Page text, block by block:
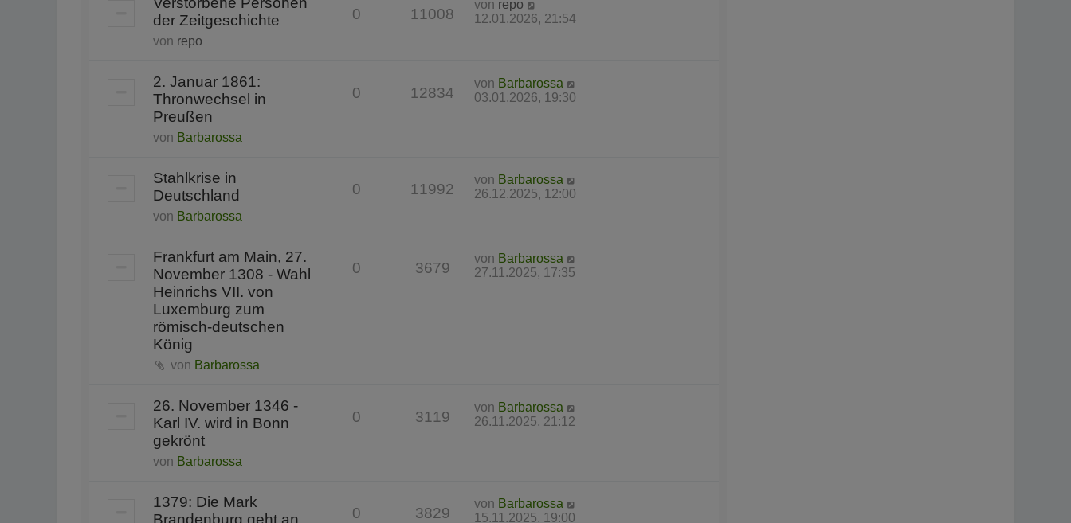
der Zeitgeschichte
von repo
0 11008
von repo
12.01.2026, 21:54
2. Januar 1861:
Thronwechsel in
Preußen
von Barbarossa
0 12834
von Barbarossa
03.01.2026, 19:30
Stahlkrise in
Deutschland
von Barbarossa
0 11992
von Barbarossa
26.12.2025, 12:00
Frankfurt am Main, 27.
November 1308 - Wahl
Heinrichs VII. von
Luxemburg zum
römisch-deutschen
König
von Barbarossa
0 3679
von Barbarossa
27.11.2025, 17:35
26. November 1346 -
Karl IV. wird in Bonn
gekrönt
von Barbarossa
0 3119
von Barbarossa
26.11.2025, 21:12
1379: Die Mark
Brandenburg geht an
0 3829
von Barbarossa
15.11.2025, 19:00